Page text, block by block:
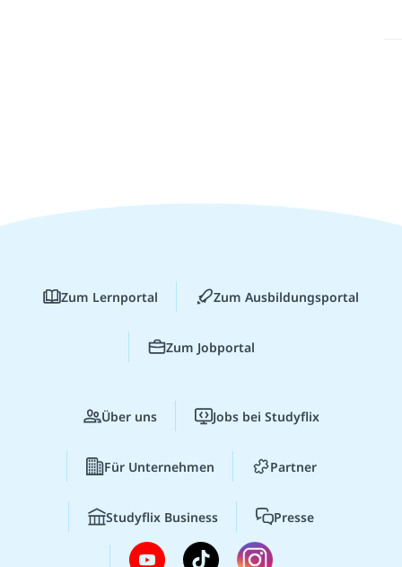
Zum Lernportal Zum Ausbildungsportal
Zum Jobportal
Über uns Jobs bei Studyflix
Für Unternehmen Partner
Studyflix Business Presse